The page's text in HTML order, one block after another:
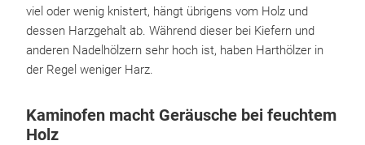
viel oder wenig knistert, hängt übrigens vom Holz und
dessen Harzgehalt ab. Während dieser bei Kiefern und
anderen Nadelhölzern sehr hoch ist, haben Harthölzer in
der Regel weniger Harz.
Kaminofen macht Geräusche bei feuchtem
Holz